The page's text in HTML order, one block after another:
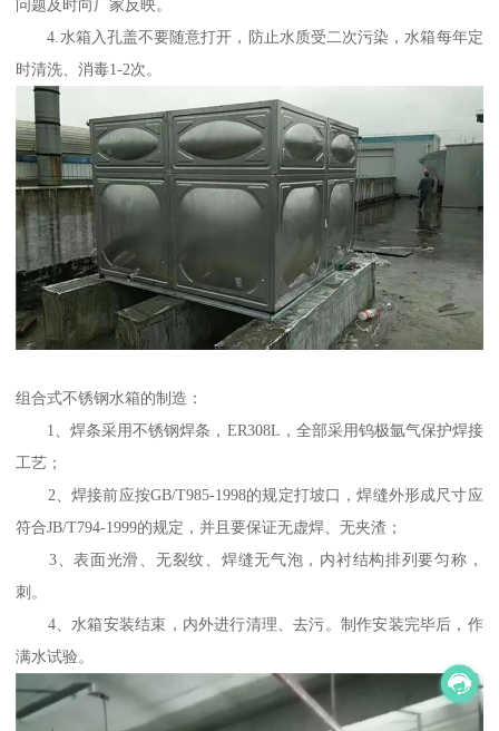
问题及时向厂家反映。
4.水箱入孔盖不要随意打开，防止水质受二次污染，水箱每年定
时清洗、消毒1-2次。
组合式不锈钢水箱的制造：
1、焊条采用不锈钢焊条，ER308L，全部采用钨极氩气保护焊接
工艺；
2、焊接前应按GB/T985-1998的规定打坡口，焊缝外形成尺寸应
符合JB/T794-1999的规定，并且要保证无虚焊、无夹渣；
3、表面光滑、无裂纹、焊缝无气泡，内衬结构排列要匀称，
刺。
4、水箱安装结束，内外进行清理、去污。制作安装完毕后，作
满水试验。